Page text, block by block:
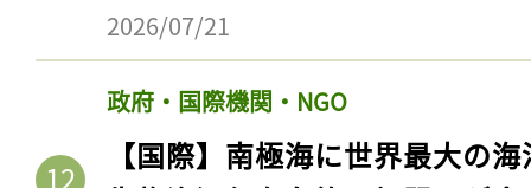
2026/07/21
政府・国際機関・NGO
【国際】南極海に世界最大の